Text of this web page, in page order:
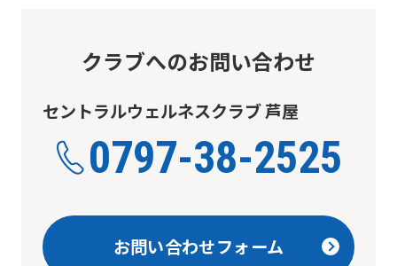
クラブへのお問い合わせ
セントラルウェルネスクラブ 芦屋
0797-38-2525
お問い合わせフォーム